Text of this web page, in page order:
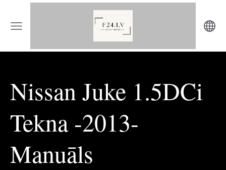
Nissan Juke 1.5DCi
Tekna -2013-
Manuāls